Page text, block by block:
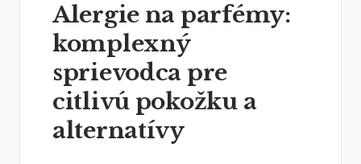
Alergie na parfémy:
komplexný
sprievodca pre
citlivú pokožku a
alternatívy